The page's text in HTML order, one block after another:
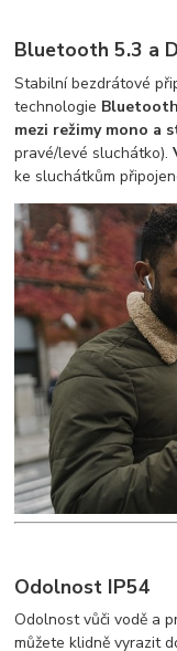
Bluetooth 5.3 a
Stabilní bezdrátové
technologie
mezi režimy mono a
pravé/levé sluchátko).
ke sluchátkům
Odolnost IP54
Odolnost vůči vodě a
můžete klidně vyrazit